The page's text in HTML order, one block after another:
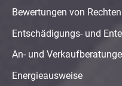
Bewertungen von
Entschädigungs- und
An- und
Energieausweise